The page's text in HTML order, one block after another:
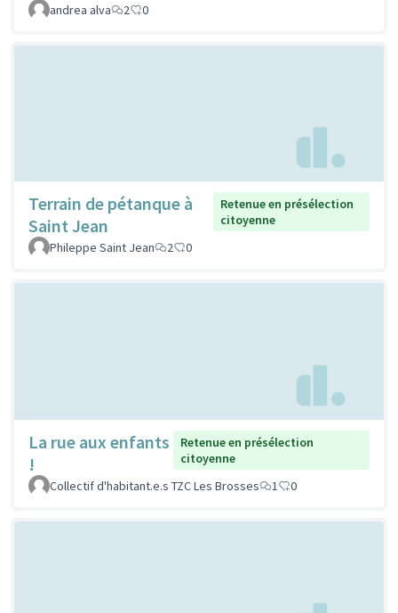
andrea alva
2 0
Terrain de pétanque à
Saint Jean
Retenue en présélection
citoyenne
Phileppe Saint Jean
2 0
La rue aux enfants
!
Retenue en présélection
citoyenne
Collectif d'habitant.e.s TZC Les Brosses
1 0